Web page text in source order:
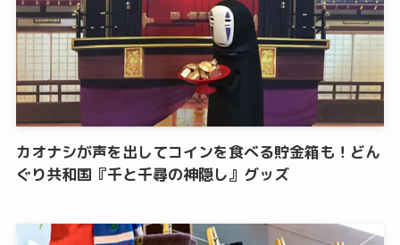
カオナシが声を出してコインを食べる貯金箱も！どん
ぐり共和国『千と千尋の神隠し』グッズ